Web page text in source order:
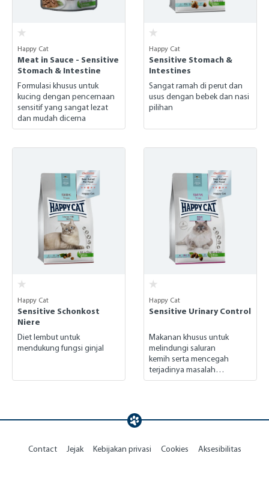
Happy Cat
Meat in Sauce - Sensitive
Stomach & Intestine
Formulasi khusus untuk
kucing dengan pencernaan
sensitif yang sangat lezat
dan mudah dicerna
Happy Cat
Sensitive Stomach &
Intestines
Sangat ramah di perut dan
usus dengan bebek dan nasi
pilihan
Happy Cat
Sensitive Schonkost
Niere
Diet lembut untuk
mendukung fungsi ginjal
Happy Cat
Sensitive Urinary Control
Makanan khusus untuk
melindungi saluran
kemih serta mencegah
terjadinya masalah
perkemihan pada kucing
Contact Jejak Kebijakan privasi Cookies Aksesibilitas